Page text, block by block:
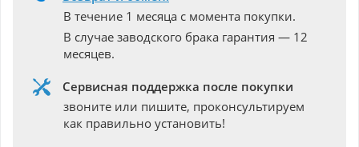
В течение 1 месяца с момента покупки.
В случае заводского брака гарантия — 12
месяцев.
Сервисная поддержка после покупки
звоните или пишите, проконсультируем
как правильно установить!